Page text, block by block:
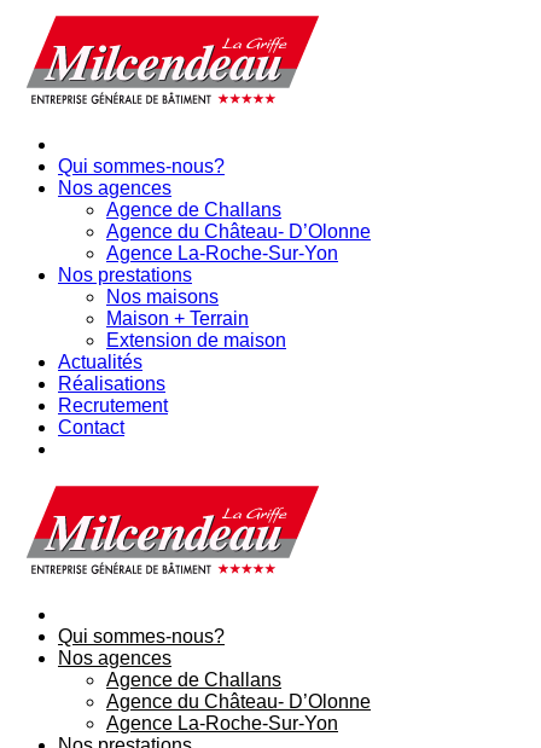
Qui sommes-nous?
Nos agences
Agence de Challans
Agence du Château- D’Olonne
Agence La-Roche-Sur-Yon
Nos prestations
Nos maisons
Maison + Terrain
Extension de maison
Actualités
Réalisations
Recrutement
Contact
Qui sommes-nous?
Nos agences
Agence de Challans
Agence du Château- D’Olonne
Agence La-Roche-Sur-Yon